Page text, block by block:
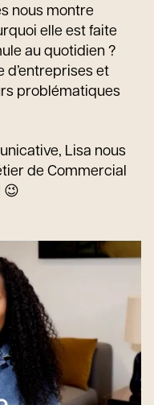
nous montre
elle est faite
au quotidien ?
d’entreprises et
problématiques
Lisa nous
de Commercial
😉